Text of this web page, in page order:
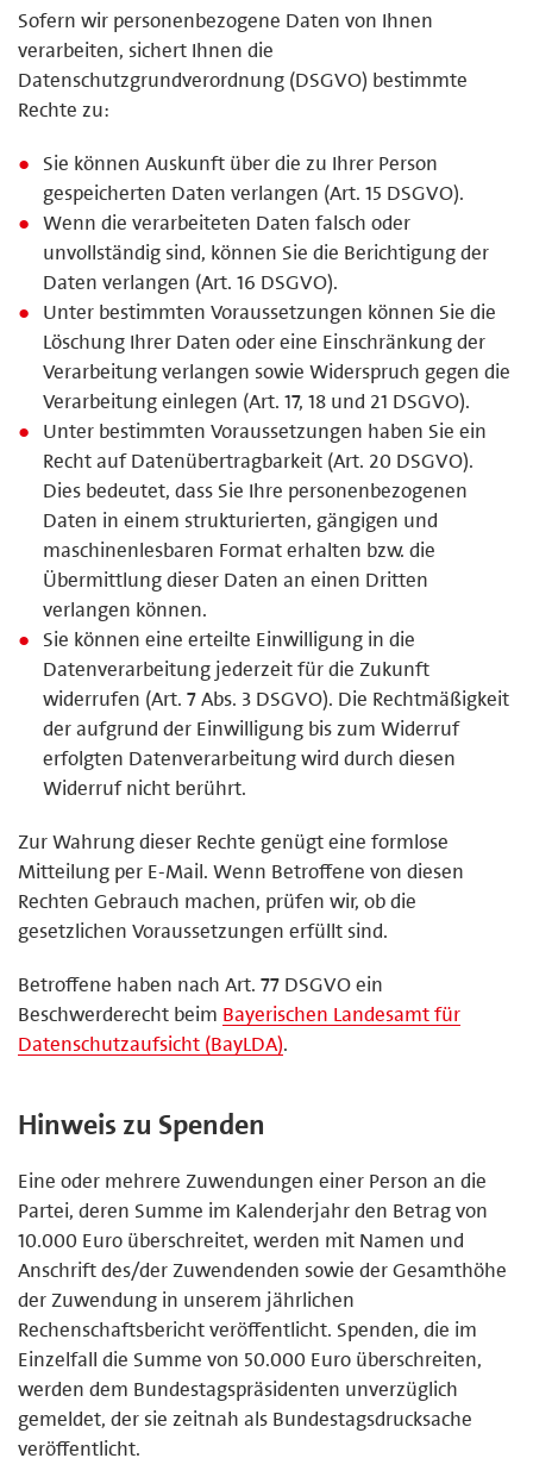
Sofern wir personenbezogene Daten von Ihnen
verarbeiten, sichert Ihnen die
Datenschutzgrundverordnung (DSGVO) bestimmte
Rechte zu:
Sie können Auskunft über die zu Ihrer Person
gespeicherten Daten verlangen (Art. 15 DSGVO).
Wenn die verarbeiteten Daten falsch oder
unvollständig sind, können Sie die Berichtigung der
Daten verlangen (Art. 16 DSGVO).
Unter bestimmten Voraussetzungen können Sie die
Löschung Ihrer Daten oder eine Einschränkung der
Verarbeitung verlangen sowie Widerspruch gegen die
Verarbeitung einlegen (Art. 17, 18 und 21 DSGVO).
Unter bestimmten Voraussetzungen haben Sie ein
Recht auf Datenübertragbarkeit (Art. 20 DSGVO).
Dies bedeutet, dass Sie Ihre personenbezogenen
Daten in einem strukturierten, gängigen und
maschinenlesbaren Format erhalten bzw. die
Übermittlung dieser Daten an einen Dritten
verlangen können.
Sie können eine erteilte Einwilligung in die
Datenverarbeitung jederzeit für die Zukunft
widerrufen (Art. 7 Abs. 3 DSGVO). Die Rechtmäßigkeit
der aufgrund der Einwilligung bis zum Widerruf
erfolgten Datenverarbeitung wird durch diesen
Widerruf nicht berührt.
Zur Wahrung dieser Rechte genügt eine formlose
Mitteilung per E-Mail. Wenn Betroffene von diesen
Rechten Gebrauch machen, prüfen wir, ob die
gesetzlichen Voraussetzungen erfüllt sind.
Betroffene haben nach Art. 77 DSGVO ein
Beschwerderecht beim Bayerischen Landesamt für
Datenschutzaufsicht (BayLDA).
Hinweis zu Spenden
Eine oder mehrere Zuwendungen einer Person an die
Partei, deren Summe im Kalenderjahr den Betrag von
10.000 Euro überschreitet, werden mit Namen und
Anschrift des/der Zuwendenden sowie der Gesamthöhe
der Zuwendung in unserem jährlichen
Rechenschaftsbericht veröffentlicht. Spenden, die im
Einzelfall die Summe von 50.000 Euro überschreiten,
werden dem Bundestagspräsidenten unverzüglich
gemeldet, der sie zeitnah als Bundestagsdrucksache
veröffentlicht.